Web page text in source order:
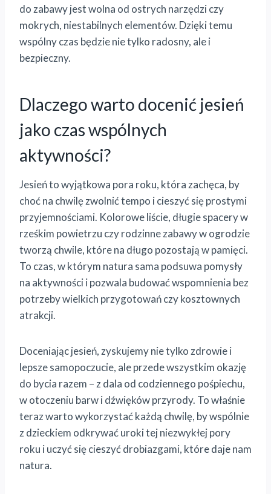
do zabawy jest wolna od ostrych narzędzi czy
mokrych, niestabilnych elementów. Dzięki temu
wspólny czas będzie nie tylko radosny, ale i
bezpieczny.
Dlaczego warto docenić jesień
jako czas wspólnych
aktywności?
Jesień to wyjątkowa pora roku, która zachęca, by
choć na chwilę zwolnić tempo i cieszyć się prostymi
przyjemnościami. Kolorowe liście, długie spacery w
rześkim powietrzu czy rodzinne zabawy w ogrodzie
tworzą chwile, które na długo pozostają w pamięci.
To czas, w którym natura sama podsuwa pomysły
na aktywności i pozwala budować wspomnienia bez
potrzeby wielkich przygotowań czy kosztownych
atrakcji.
Doceniając jesień, zyskujemy nie tylko zdrowie i
lepsze samopoczucie, ale przede wszystkim okazję
do bycia razem – z dala od codziennego pośpiechu,
w otoczeniu barw i dźwięków przyrody. To właśnie
teraz warto wykorzystać każdą chwilę, by wspólnie
z dzieckiem odkrywać uroki tej niezwykłej pory
roku i uczyć się cieszyć drobiazgami, które daje nam
natura.